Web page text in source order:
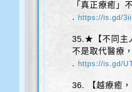
「真正療癒」
. https://is.gd/
35.★【不同主
不是取代醫療
. https://is.gd/
36. 【越療癒